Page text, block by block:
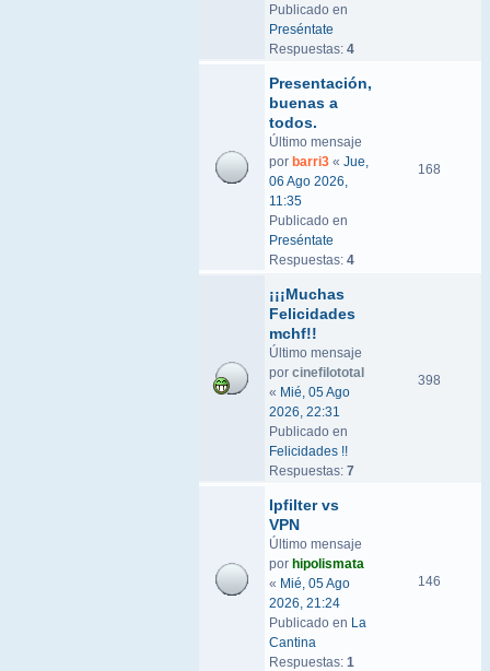
Publicado en
Preséntate
Respuestas: 4
Presentación,
buenas a
todos.
Último mensaje
por barri3 « Jue,
06 Ago 2026,
11:35
Publicado en
Preséntate
Respuestas: 4
168
¡¡¡Muchas
Felicidades
mchf!!
Último mensaje
por cinefilototal
« Mié, 05 Ago
2026, 22:31
Publicado en
Felicidades !!
Respuestas: 7
398
Ipfilter vs
VPN
Último mensaje
por hipolismata
« Mié, 05 Ago
2026, 21:24
Publicado en La
Cantina
Respuestas: 1
146